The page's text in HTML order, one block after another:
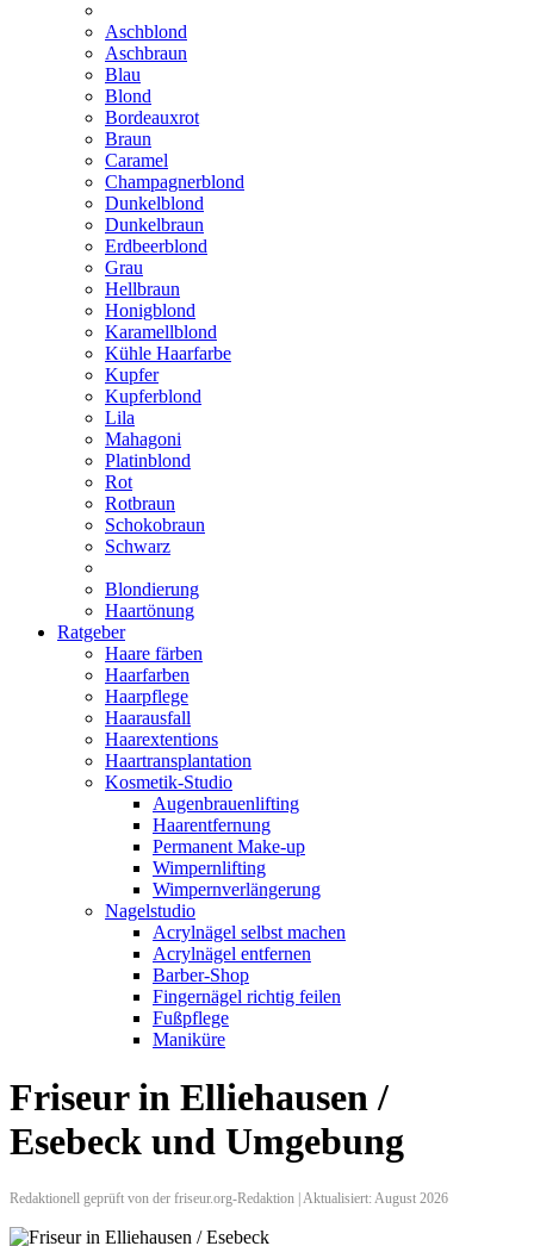
Aschblond
Aschbraun
Blau
Blond
Bordeauxrot
Braun
Caramel
Champagnerblond
Dunkelblond
Dunkelbraun
Erdbeerblond
Grau
Hellbraun
Honigblond
Karamellblond
Kühle Haarfarbe
Kupfer
Kupferblond
Lila
Mahagoni
Platinblond
Rot
Rotbraun
Schokobraun
Schwarz
Blondierung
Haartönung
Ratgeber
Haare färben
Haarfarben
Haarpflege
Haarausfall
Haarextentions
Haartransplantation
Kosmetik-Studio
Augenbrauenlifting
Haarentfernung
Permanent Make-up
Wimpernlifting
Wimpernverlängerung
Nagelstudio
Acrylnägel selbst machen
Acrylnägel entfernen
Barber-Shop
Fingernägel richtig feilen
Fußpflege
Maniküre
Friseur in Elliehausen /
Esebeck und Umgebung
Redaktionell geprüft von der friseur.org-Redaktion | Aktualisiert: August 2026